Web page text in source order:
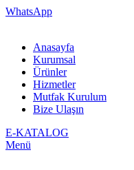
WhatsApp
Anasayfa
Kurumsal
Ürünler
Hizmetler
Mutfak Kurulum
Bize Ulaşın
E-KATALOG
Menü